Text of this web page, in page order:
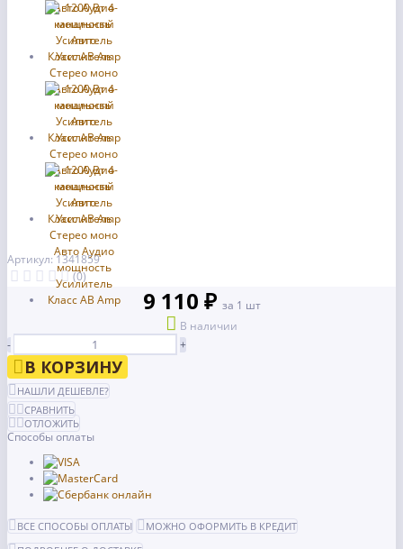
Артикул: 1341859
(0)
9 110 ₽ за 1 шт
В наличии
-
+
В КОРЗИНУ
НАШЛИ ДЕШЕВЛЕ?
СРАВНИТЬ
ОТЛОЖИТЬ
Способы оплаты
ВСЕ СПОСОБЫ ОПЛАТЫ
МОЖНО ОФОРМИТЬ В КРЕДИТ